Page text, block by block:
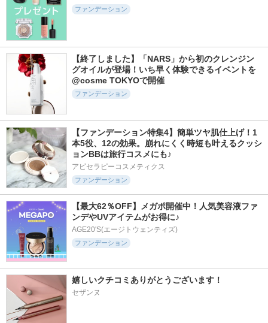
ファンデーション
【終了しました】「NARS」から初のクレンジン
グオイルが登場！いち早く体験できるイベントを
@cosme TOKYOで開催
ファンデーション
【ファンデーション特集4】簡単ツヤ肌仕上げ！1
本5役、12の効果。崩れにくく時短も叶えるクッシ
ョンBBは旅行コスメにも♪
アピセラピーコスメティクス
ファンデーション
【最大62％OFF】メガポ開催中！人気美容液ファ
ンデやUVアイテムがお得に♪
AGE20'S(エージトウェンティズ)
ファンデーション
嬉しいクチコミありがとうございます！
セザンヌ